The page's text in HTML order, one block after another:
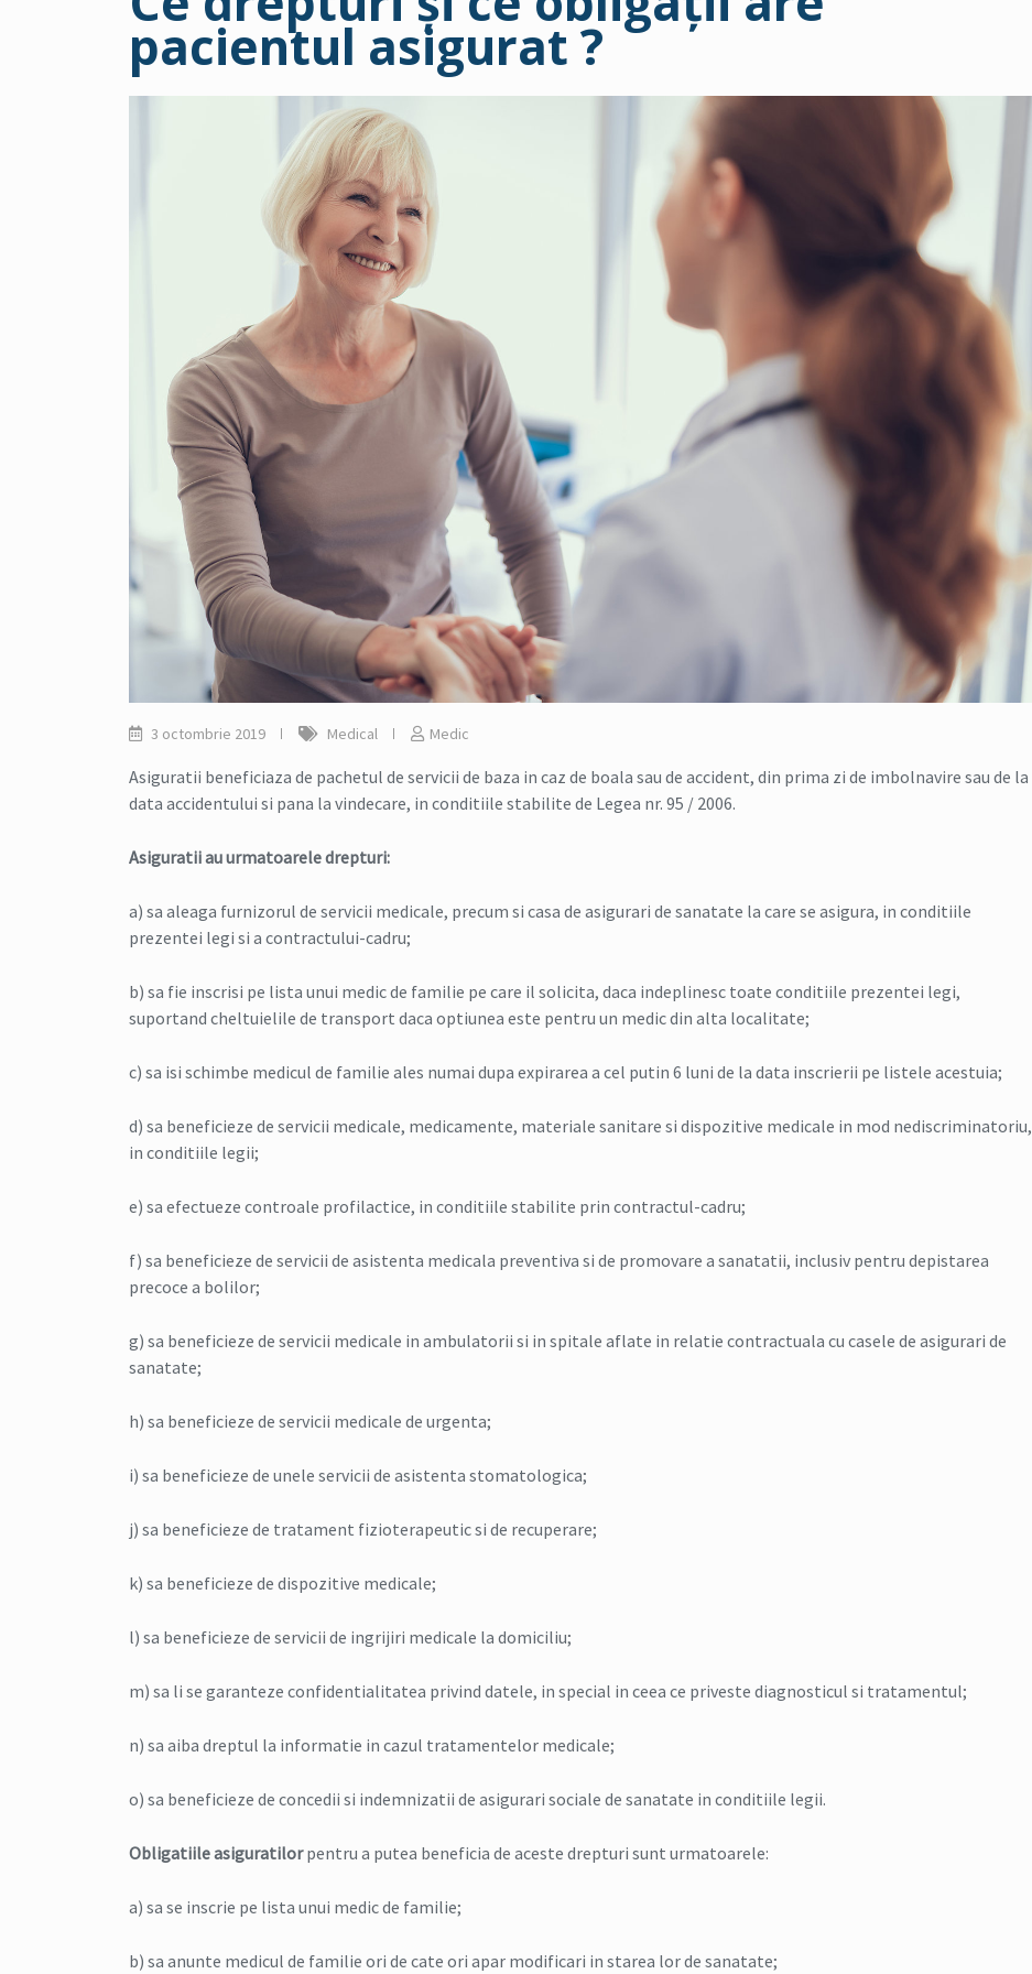
pacientul asigurat ?
3 octombrie 2019 Medical Medic
Asiguratii beneficiaza de pachetul de servicii de baza in caz de boala sau de accident, din prima zi de imbolnavire sau de la
data accidentului si pana la vindecare, in conditiile stabilite de Legea nr. 95 / 2006.
Asiguratii au urmatoarele drepturi:
a) sa aleaga furnizorul de servicii medicale, precum si casa de asigurari de sanatate la care se asigura, in conditiile
prezentei legi si a contractului-cadru;
b) sa fie inscrisi pe lista unui medic de familie pe care il solicita, daca indeplinesc toate conditiile prezentei legi,
suportand cheltuielile de transport daca optiunea este pentru un medic din alta localitate;
c) sa isi schimbe medicul de familie ales numai dupa expirarea a cel putin 6 luni de la data inscrierii pe listele acestuia;
d) sa beneficieze de servicii medicale, medicamente, materiale sanitare si dispozitive medicale in mod nediscriminatoriu,
in conditiile legii;
e) sa efectueze controale profilactice, in conditiile stabilite prin contractul-cadru;
f) sa beneficieze de servicii de asistenta medicala preventiva si de promovare a sanatatii, inclusiv pentru depistarea
precoce a bolilor;
g) sa beneficieze de servicii medicale in ambulatorii si in spitale aflate in relatie contractuala cu casele de asigurari de
sanatate;
h) sa beneficieze de servicii medicale de urgenta;
i) sa beneficieze de unele servicii de asistenta stomatologica;
j) sa beneficieze de tratament fizioterapeutic si de recuperare;
k) sa beneficieze de dispozitive medicale;
l) sa beneficieze de servicii de ingrijiri medicale la domiciliu;
m) sa li se garanteze confidentialitatea privind datele, in special in ceea ce priveste diagnosticul si tratamentul;
n) sa aiba dreptul la informatie in cazul tratamentelor medicale;
o) sa beneficieze de concedii si indemnizatii de asigurari sociale de sanatate in conditiile legii.
Obligatiile asiguratilorpentru a putea beneficia de aceste drepturi sunt urmatoarele:
a) sa se inscrie pe lista unui medic de familie;
b) sa anunte medicul de familie ori de cate ori apar modificari in starea lor de sanatate;